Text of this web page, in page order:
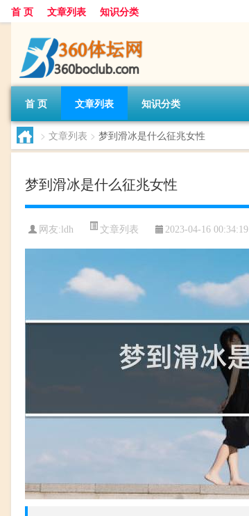
首 页 文章列表 知识分类
首 页 文章列表 知识分类
> 文章列表 > 梦到滑冰是什么征兆女性
梦到滑冰是什么征兆女性
网友: ldh 文章列表 2023-04-16 00:34:19